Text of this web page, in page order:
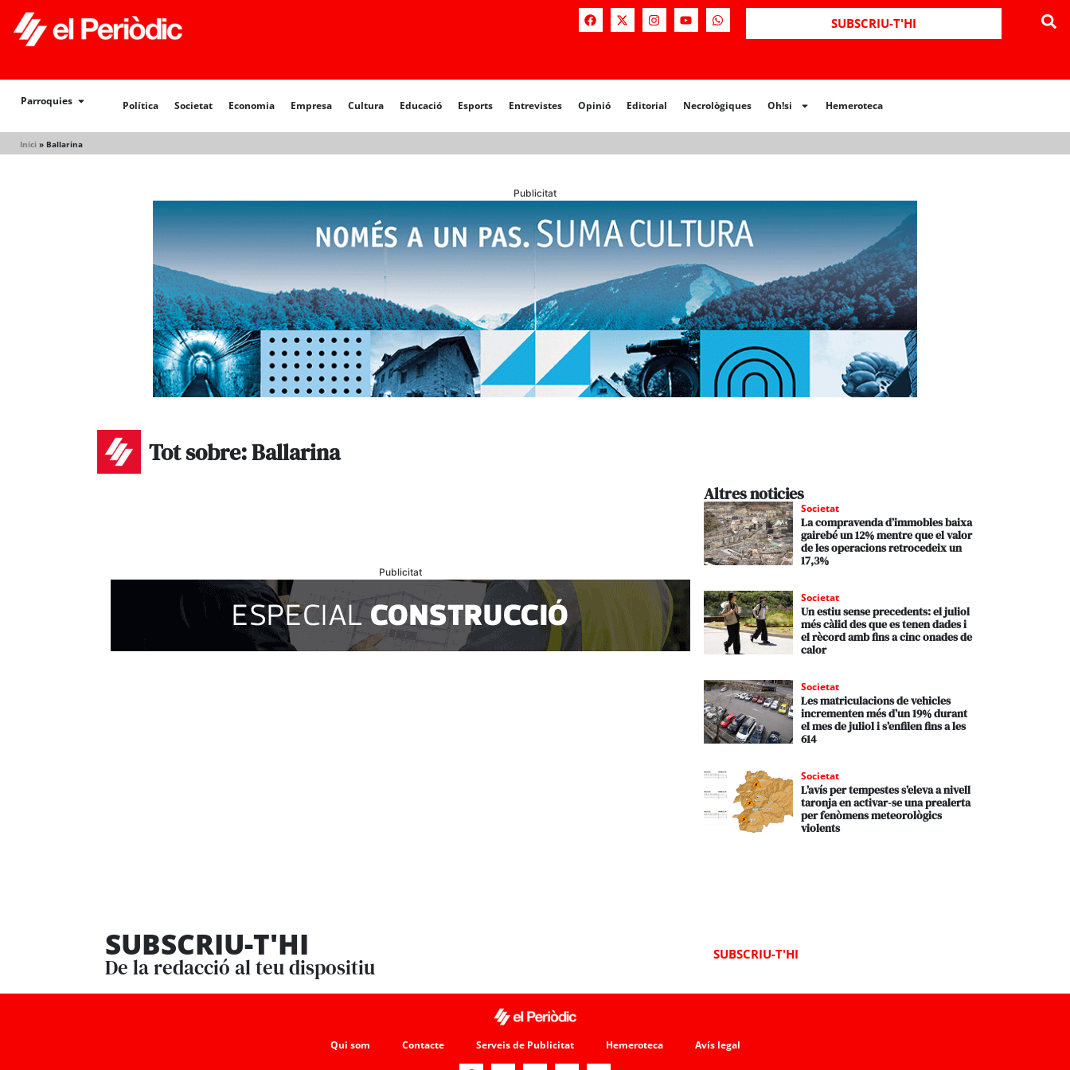
SUBSCRIU-T'HI
Parroquies Política Societat Economia Empresa Cultura Educació Esports Entrevistes Opinió Editorial Necrològiques Oh!si Hemeroteca
Inici » Ballarina
Política Societat Opinió Editorial Necrològiques Hemeroteca
Publicitat
Tot sobre: Ballarina
Publicitat
Altres noticies
Societat
La compravenda d’immobles baixa
gairebé un 12% mentre que el valor
de les operacions retrocedeix un
17,3%
Societat
Un estiu sense precedents: el juliol
més càlid des que es tenen dades i
el rècord amb fins a cinc onades de
calor
Societat
Les matriculacions de vehicles
incrementen més d’un 19% durant
el mes de juliol i s’enfilen fins a les
614
Societat
L’avís per tempestes s’eleva a nivell
taronja en activar-se una prealerta
per fenòmens meteorològics
violents
SUBSCRIU-T'HI
De la redacció al teu dispositiu
SUBSCRIU-T'HI
Qui som Contacte Serveis de Publicitat Hemeroteca Avís legal